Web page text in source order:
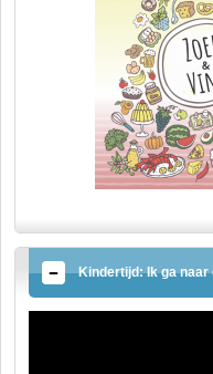
Kindertijd: Ik ga naar